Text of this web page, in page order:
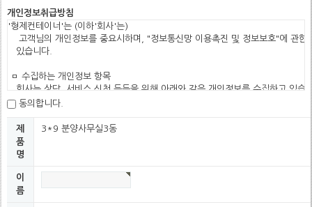
개인정보취급방침
'형제컨테이너'는 (이하'회사'는)
고객님의 개인정보를 중요시하며, "정보통신망 이용촉진 및 정보보호"에 관한
   있습니다.
ㅁ 수집하는 개인정보 항목
회사는 상담, 서비스 신청 등등을 위해 아래와 같은 개인정보를 수집하고 있습
  o 개인정보 수집방법 : 홈페이지(온라인상담 게시판, 견적안내 게시판)
ㅁ 개인정보의 수집및 이용목적
  o 서비스 제공에 관한 상담 및 계약 이행
동의합니다.
제
품
명
3*9 분양사무실3동
이
름